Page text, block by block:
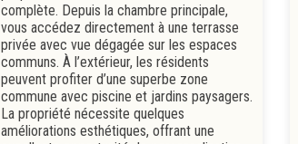
complète. Depuis la chambre principale,
vous accédez directement à une terrasse
privée avec vue dégagée sur les espaces
communs. À l’extérieur, les résidents
peuvent profiter d’une superbe zone
commune avec piscine et jardins paysagers.
La propriété nécessite quelques
améliorations esthétiques, offrant une